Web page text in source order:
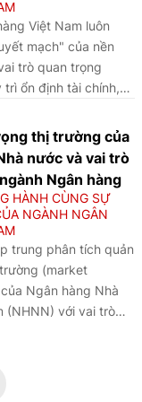
bền vững của
nói riêng và nền
nói chung.
Việt Nam luôn
mạch" của nền
trò quan trọng
ổn định tài chính,
đây là lĩnh vực không
khỏe của nền kinh
tiếp ảnh hưởng đến
vững của quốc gia.
toàn cầu hóa, trước
mạnh mẽ của cuộc
nghiệp lần thứ tư,
đang đứng trước
để đổi mới, cải cách
rộng vào thị trường
gắt, yêu cầu ứng
thị trường của
nước và vai trò
Ngân hàng
HÀNH CÙNG SỰ
NGÀNH NGÂN
trung phân tích quản
(market
Ngân hàng Nhà
(NHNN) với vai trò